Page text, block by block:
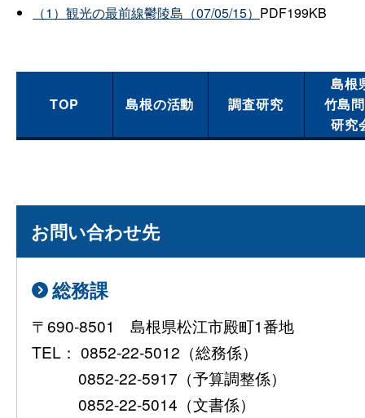
（1）観光の最前線鬱陵島（07/05/15） PDF199KB
TOP 島根の活動 調査研究
島根
竹島
研究
お問い合わせ先
総務課
〒690-8501 島根県松江市殿町1番地
TEL： 0852-22-5012（総務係）
0852-22-5917（予算調整係）
0852-22-5014（文書係）